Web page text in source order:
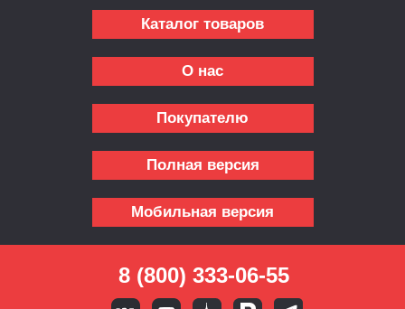
Каталог товаров
О нас
Покупателю
Полная версия
Мобильная версия
8 (800) 333-06-55